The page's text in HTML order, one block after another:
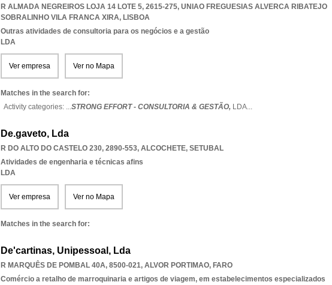
R ALMADA NEGREIROS LOJA 14 LOTE 5, 2615-275, UNIAO FREGUESIAS ALVERCA RIBATEJO
SOBRALINHO VILA FRANCA XIRA, LISBOA
Outras atividades de consultoria para os negócios e a gestão
LDA
Ver empresa Ver no Mapa
Matches in the search for:
Activity categories: ...STRONG EFFORT - CONSULTORIA & GESTÃO, LDA...
De.gaveto, Lda
R DO ALTO DO CASTELO 230, 2890-553, ALCOCHETE, SETUBAL
Atividades de engenharia e técnicas afins
LDA
Ver empresa Ver no Mapa
Matches in the search for:
De'cartinas, Unipessoal, Lda
R MARQUÊS DE POMBAL 40A, 8500-021, ALVOR PORTIMAO, FARO
Comércio a retalho de marroquinaria e artigos de viagem, em estabelecimentos especializados